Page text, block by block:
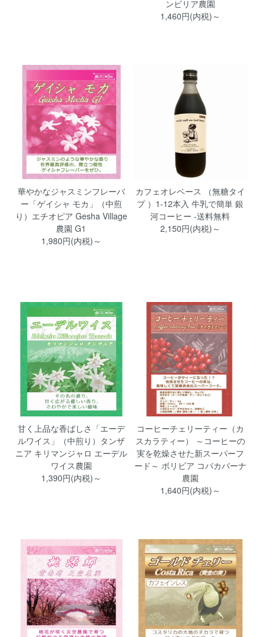
ンビリア農園
1,460円(内税)～
華やかなジャスミンフレーバ
ー「ゲイシャ モカ」（中煎
り）エチオピア Gesha Village
農園 G1
1,980円(内税)～
カフェオレベース （無糖タイ
プ ）1-12本入 牛乳で簡単 銀
河コーヒー -送料無料
2,150円(内税)～
甘く上品な香ばしさ「エーデ
ルワイス」（中煎り）タンザ
ニア キリマンジャロ エーデル
ワイス農園
1,390円(内税)～
コーヒーチェリーティー（カ
スカラティー） ～コーヒーの
実を乾燥させた新スーパーフ
ード～ ボリビア コパカバーナ
農園
1,640円(内税)～